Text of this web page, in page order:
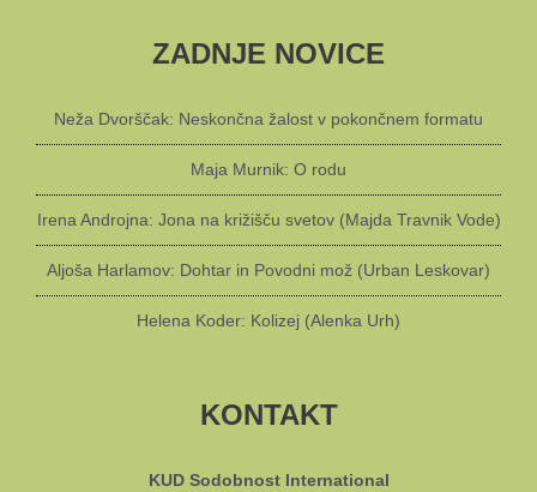
ZADNJE NOVICE
Neža Dvorščak: Neskončna žalost v pokončnem formatu
Maja Murnik: O rodu
Irena Androjna: Jona na križišču svetov (Majda Travnik Vode)
Aljoša Harlamov: Dohtar in Povodni mož (Urban Leskovar)
Helena Koder: Kolizej (Alenka Urh)
KONTAKT
KUD Sodobnost International